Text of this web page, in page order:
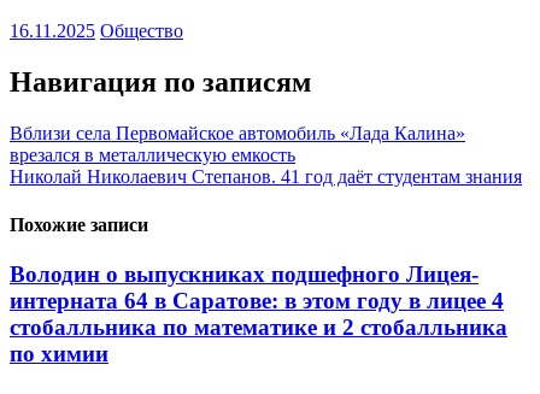
16.11.2025 Общество
Навигация по записям
Вблизи села Первомайское автомобиль «Лада Калина»
врезался в металлическую емкость
Николай Николаевич Степанов. 41 год даёт студентам знания
Похожие записи
Володин о выпускниках подшефного Лицея-
интерната 64 в Саратове: в этом году в лицее 4
стобалльника по математике и 2 стобалльника
по химии